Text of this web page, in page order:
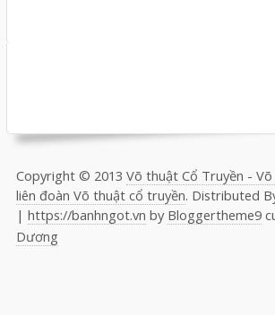
Copyright © 2013 Võ thuật Cổ Truyền -
liên đoàn Võ thuật cổ truyền. Distributed
| https://banhngot.vn by Bloggertheme9
Dương